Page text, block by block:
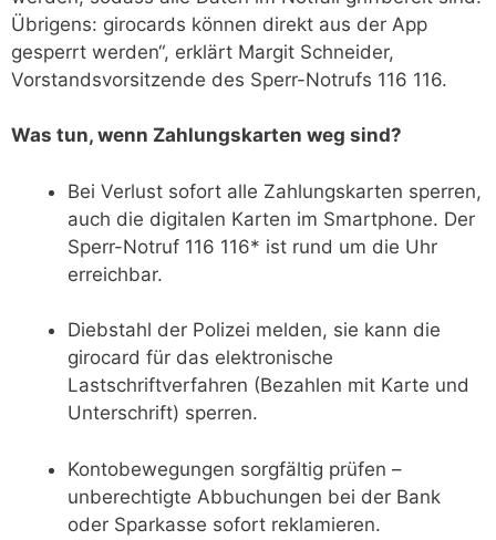
Übrigens: girocards können direkt aus der App
gesperrt werden“, erklärt Margit Schneider,
Vorstandsvorsitzende des Sperr-Notrufs 116 116.
Was tun, wenn Zahlungskarten weg sind?
Bei Verlust sofort alle Zahlungskarten sperren,
auch die digitalen Karten im Smartphone. Der
Sperr-Notruf 116 116* ist rund um die Uhr
erreichbar.
Diebstahl der Polizei melden, sie kann die
girocard für das elektronische
Lastschriftverfahren (Bezahlen mit Karte und
Unterschrift) sperren.
Kontobewegungen sorgfältig prüfen –
unberechtigte Abbuchungen bei der Bank
oder Sparkasse sofort reklamieren.